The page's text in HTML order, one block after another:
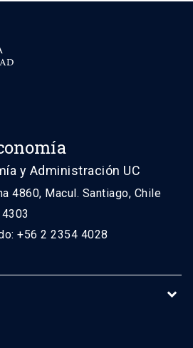
y Administración UC
4860, Macul. Santiago, Chile
+56 2 2354 4028